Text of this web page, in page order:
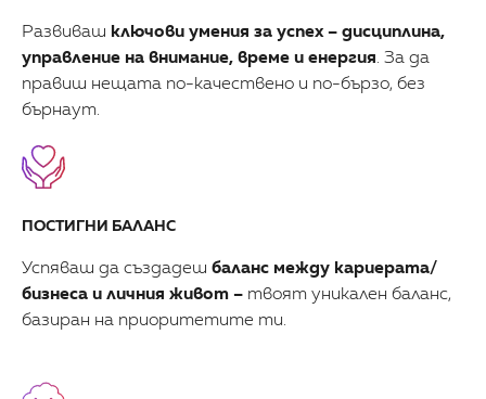
Развиваш ключови умения за успех – дисциплина,
управление на внимание, време и енергия. За да
правиш нещата по-качествено и по-бързо, без
бърнаут.
ПОСТИГНИ БАЛАНС
Успяваш да създадеш баланс между кариерата/
бизнеса и личния живот – твоят уникален баланс,
базиран на приоритетите ти.